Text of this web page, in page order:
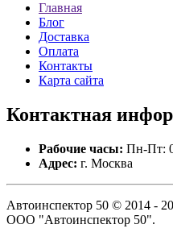
Главная
Блог
Доставка
Оплата
Контакты
Карта сайта
Контактная
Рабочие часы: Пн-Пт:
Адрес: г. Москва
Автоинспектор 50 © 2014 -
ООО "Автоинспектор 50".